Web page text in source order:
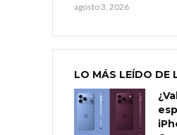
agosto 3, 2026
LO MÁS LEÍDO DE